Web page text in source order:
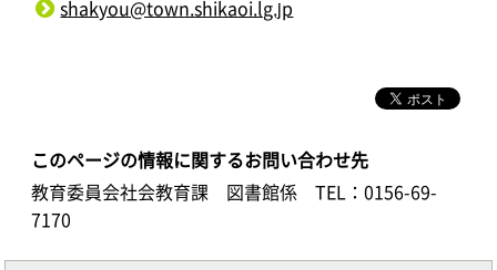
shakyou@town.shikaoi.lg.jp
このページの情報に関するお問い合わせ先
教育委員会社会教育課 図書館係
TEL：0156-69-
7170